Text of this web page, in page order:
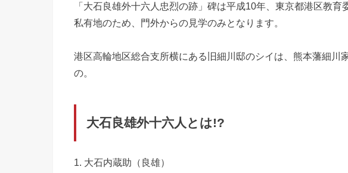
「大石良雄外十六人忠烈の跡」碑は平成10年、東京都港区教育
私有地のため、門外からの見学のみとなります。
港区高輪地区総合支所横にある旧細川邸のシイは、熊本藩細川
の。
大石良雄外十六人とは!?
1. 大石内蔵助（良雄）